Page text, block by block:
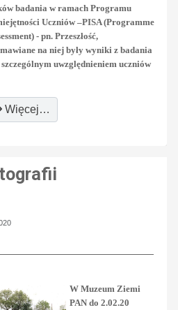
badania w ramach Programu
Uczniów –PISA (Programme
- pn. Przeszłość,
na niej były wyniki z badania
uwzględnieniem uczniów
Więcej…
W Muzeum Ziemi
PAN do 2.02.20